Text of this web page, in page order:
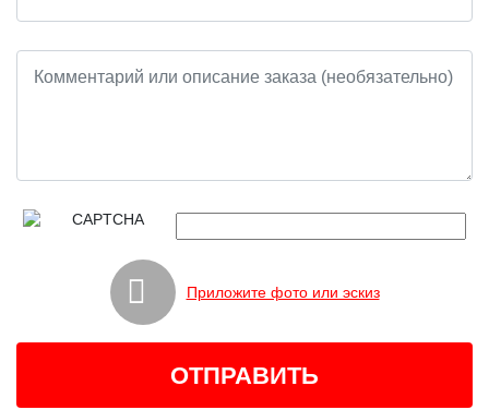
Приложите фото или эскиз